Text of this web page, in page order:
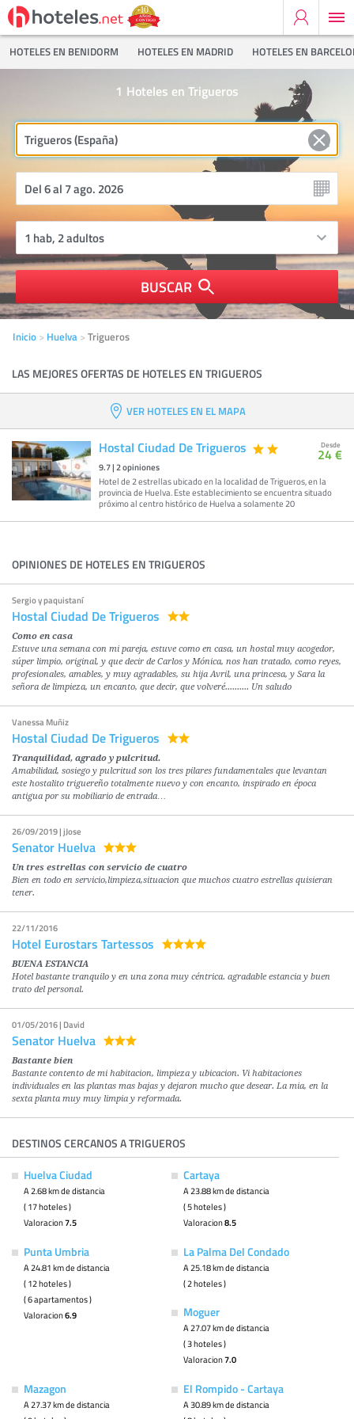
HOTELES EN BENIDORM HOTELES EN MADRID HOTELES EN
Hoteles en Trigueros
1
BUSCAR
Inicio Huelva Trigueros
LAS MEJORES OFERTAS DE HOTELES EN TRIGUEROS
VER HOTELES EN EL MAPA
Hostal Ciudad De Trigueros
9.7|2opiniones
Hotel de 2 estrellas ubicado en la localidad de Trigueros, en la
provincia de Huelva. Este establecimiento se encuentra situado
próximo al centro histórico de Huelva a solamente 20
Desde
24 €
OPINIONES DE HOTELES EN TRIGUEROS
Sergio y paquistaní
Hostal Ciudad De Trigueros
Como en casa
Estuve una semana con mi pareja, estuve como en casa, un hostal muy acogedor,
súper limpio, original, y que decir de Carlos y Mónica, nos han tratado, como reyes,
profesionales, amables, y muy agradables, su hija Avril, una princesa, y Sara la
señora de limpieza, un encanto, que decir, que volveré.......... Un saludo
Vanessa Muñiz
Hostal Ciudad De Trigueros
Tranquilidad, agrado y pulcritud.
Amabilidad, sosiego y pulcritud son los tres pilares fundamentales que levantan
este hostalito triguereño totalmente nuevo y con encanto, inspirado en época
antigua por su mobiliario de entrada…
26/09/2019 | jJose
Senator Huelva
Un tres estrellas con servicio de cuatro
Bien en todo en servicio,limpieza,situacion que muchos cuatro estrellas quisieran
tener.
22/11/2016
Hotel Eurostars Tartessos
BUENA ESTANCIA
Hotel bastante tranquilo y en una zona muy céntrica. agradable estancia y buen
trato del personal.
01/05/2016 | David
Senator Huelva
Bastante bien
Bastante contento de mi habitacion, limpieza y ubicacion. Vi habitaciones
individuales en las plantas mas bajas y dejaron mucho que desear. La mia, en la
sexta planta muy muy limpia y reformada.
DESTINOS CERCANOS A TRIGUEROS
Huelva Ciudad
A 2.68 km de distancia
( 17 hoteles )
Valoracion7.5
Cartaya
A 23.88 km de distancia
( 5 hoteles )
Valoracion8.5
Punta Umbria
A 24.81 km de distancia
( 12 hoteles )
( 6 apartamentos )
Valoracion6.9
La Palma Del Condado
A 25.18 km de distancia
( 2 hoteles )
Moguer
A 27.07 km de distancia
( 3 hoteles )
Valoracion7.0
Mazagon
A 27.37 km de distancia
El Rompido - Cartaya
A 30.89 km de distancia